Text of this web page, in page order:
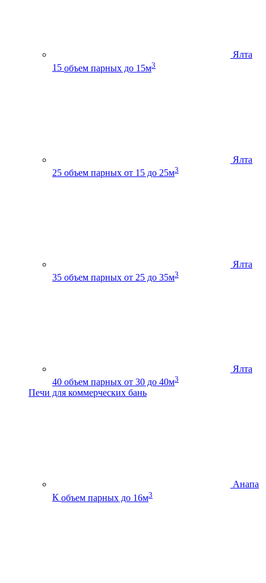
Ялта
15 объем парных до 15м3
Ялта
25 объем парных от 15 до 25м3
Ялта
35 объем парных от 25 до 35м3
Ялта
40 объем парных от 30 до 40м3
Печи для коммерческих бань
Анапа
К объем парных до 16м3